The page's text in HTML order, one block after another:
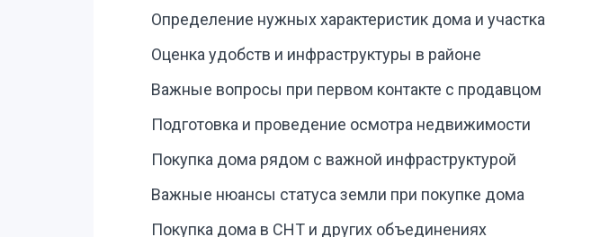
Определение нужных характеристик дома и участка
Оценка удобств и инфраструктуры в районе
Важные вопросы при первом контакте с продавцом
Подготовка и проведение осмотра недвижимости
Покупка дома рядом с важной инфраструктурой
Важные нюансы статуса земли при покупке дома
Покупка дома в СНТ и других объединениях